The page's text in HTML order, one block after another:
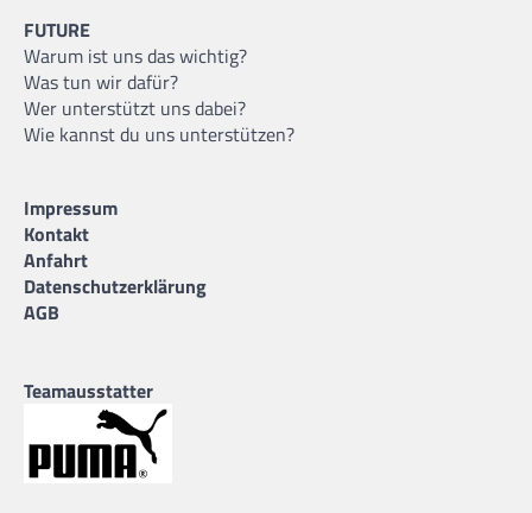
FUTURE
Warum ist uns das wichtig?
Was tun wir dafür?
Wer unterstützt uns dabei?
Wie kannst du uns unterstützen?
Impressum
Kontakt
Anfahrt
Datenschutzerklärung
AGB
Teamausstatter